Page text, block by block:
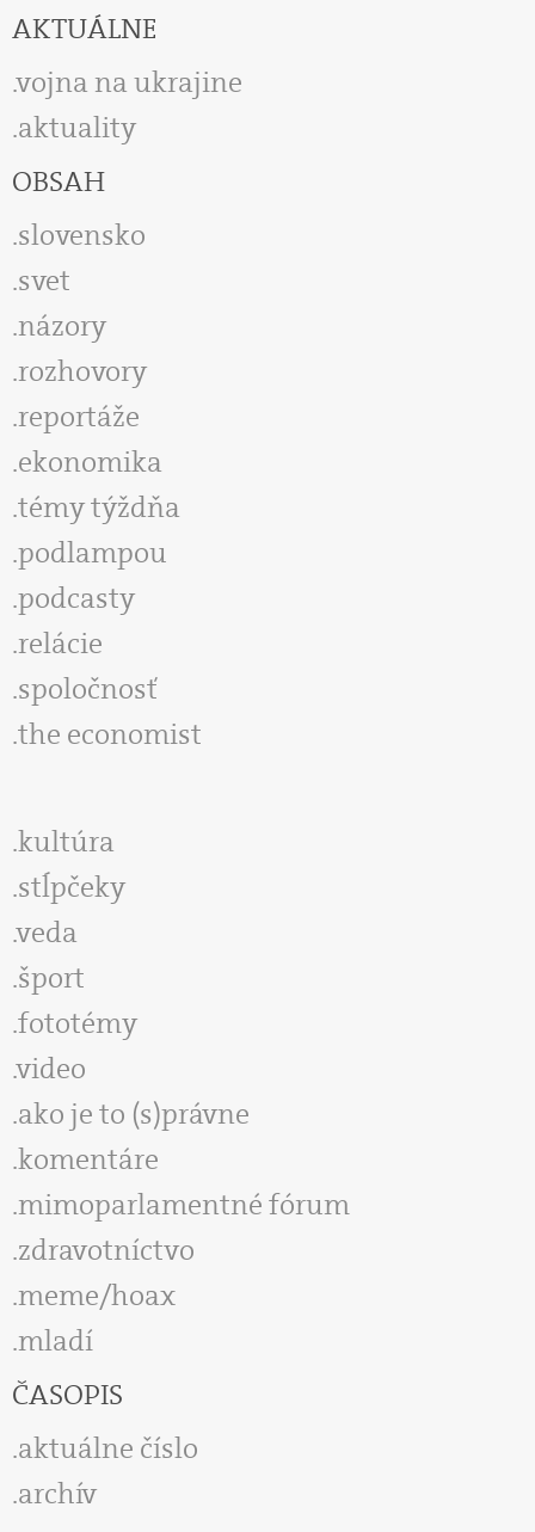
AKTUÁLNE
vojna na ukrajine
aktuality
OBSAH
slovensko
svet
názory
rozhovory
reportáže
ekonomika
témy týždňa
podlampou
podcasty
relácie
spoločnosť
the economist
kultúra
stĺpčeky
veda
šport
fototémy
video
ako je to (s)právne
komentáre
mimoparlamentné fórum
zdravotníctvo
meme/hoax
mladí
ČASOPIS
aktuálne číslo
archív